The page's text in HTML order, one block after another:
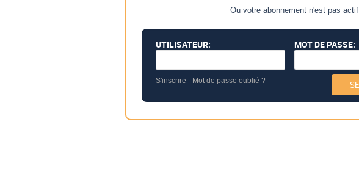
Ou votre abonnement n'est pas actif
UTILISATEUR: MOT DE PASSE:
S'inscrire Mot de passe oublié ?